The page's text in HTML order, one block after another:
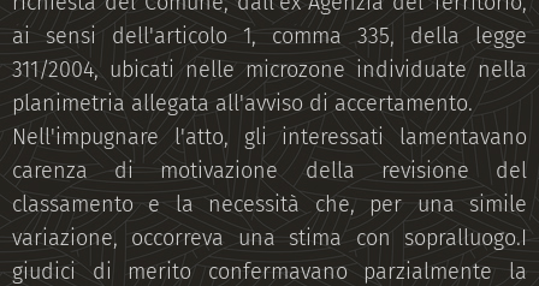
ai sensi dell'articolo 1, comma 335, della legge
311/2004, ubicati nelle microzone individuate nella
planimetria allegata all'avviso di accertamento.
Nell'impugnare l'atto, gli interessati lamentavano
carenza di motivazione della revisione del
classamento e la necessità che, per una simile
variazione, occorreva una stima con sopralluogo.I
giudici di merito confermavano parzialmente la